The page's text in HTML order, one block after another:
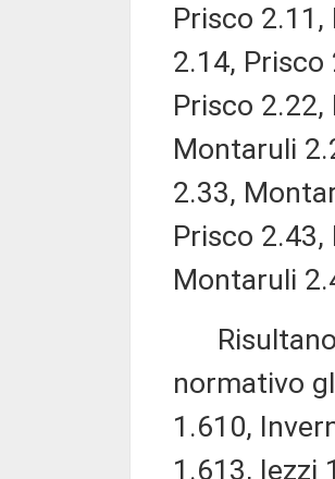
Prisco
2.14,
Prisco
Montaruli
2.33,
Prisco
Montaruli
Risultano
normativo
1.610,
1.613, Iezzi